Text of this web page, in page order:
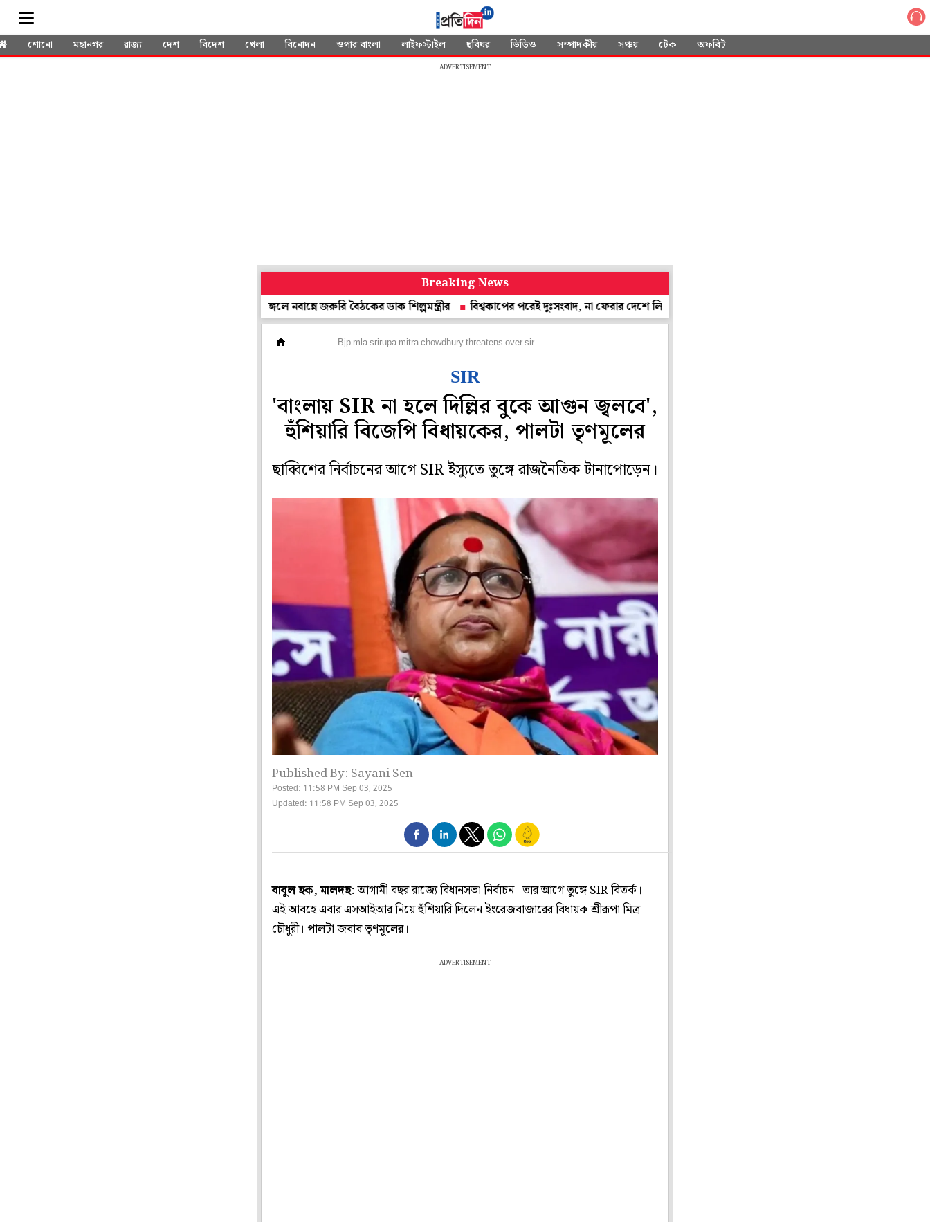
শোনো মহানগর রাজ্য দেশ বিদেশ খেলা বিনোদন ওপার বাংলা লাইফস্টাইল ছবিঘর ভিডিও সম্পাদকীয় সঞ্চয় টেক অফবিট
ADVERTISEMENT
Breaking News
শিল্পে সুদিন ফেরাতে জমিনীতিতে আমূল বদল! মঙ্গলে নবান্নে জরুরি বৈঠকের ডাক শিল্পমন্ত্রীর
বিশ্বকাপের পরেই দুঃসংবাদ, না ফেরার দেশে লিওনেল মেসির বাবা
Bjp mla srirupa mitra chowdhury threatens over sir
SIR
'বাংলায় SIR না হলে দিল্লির বুকে আগুন জ্বলবে',
হুঁশিয়ারি বিজেপি বিধায়কের, পালটা তৃণমূলের
ছাব্বিশের নির্বাচনের আগে SIR ইস্যুতে তুঙ্গে রাজনৈতিক টানাপোড়েন।
Published By: Sayani Sen
Posted: 11:58 PM Sep 03, 2025
Updated: 11:58 PM Sep 03, 2025
বাবুল হক, মালদহ:আগামী বছর রাজ্যে বিধানসভা নির্বাচন। তার আগে তুঙ্গে SIR বিতর্ক।
এই আবহে এবার এসআইআর নিয়ে হুঁশিয়ারি দিলেন ইংরেজবাজারের বিধায়ক শ্রীরূপা মিত্র
চৌধুরী। পালটা জবাব তৃণমূলের।
ADVERTISEMENT